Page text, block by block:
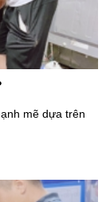
mẽ dựa trên